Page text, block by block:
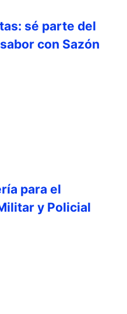
sé parte del
con Sazón
para el
y Policial